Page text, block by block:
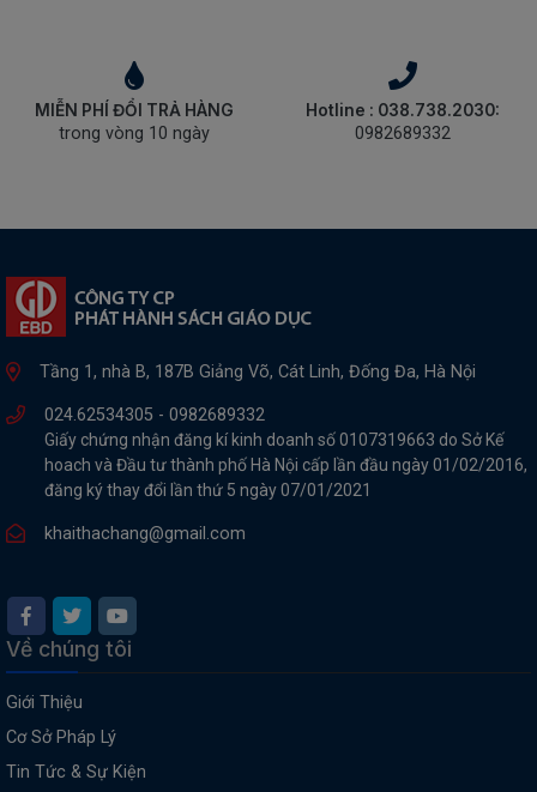
MIỄN PHÍ ĐỔI TRẢ HÀNG
trong vòng 10 ngày
Hotline : 038.738.2030:
0982689332
Tầng 1, nhà B, 187B Giảng Võ, Cát Linh, Đống Đa, Hà Nội
024.62534305 - 0982689332
Giấy chứng nhận đăng kí kinh doanh số 0107319663 do Sở Kế
hoach và Đầu tư thành phố Hà Nội cấp lần đầu ngày 01/02/2016,
đăng ký thay đổi lần thứ 5 ngày 07/01/2021
khaithachang@gmail.com
Về chúng tôi
Giới Thiệu
Cơ Sở Pháp Lý
Tin Tức & Sự Kiện